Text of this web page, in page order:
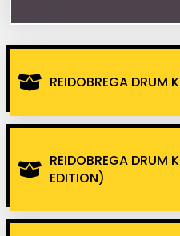
REIDOBREGA DRUM
REIDOBREGA DRUM
EDITION)